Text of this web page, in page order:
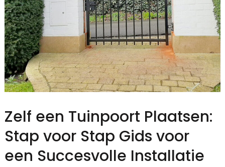
Zelf een Tuinpoort Plaatsen:
Stap voor Stap Gids voor
een Succesvolle Installatie